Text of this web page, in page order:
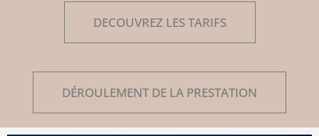
DECOUVREZ LES TARIFS
DÉROULEMENT DE LA PRESTATION